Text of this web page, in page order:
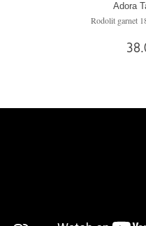
Adora
Rodolit garnet